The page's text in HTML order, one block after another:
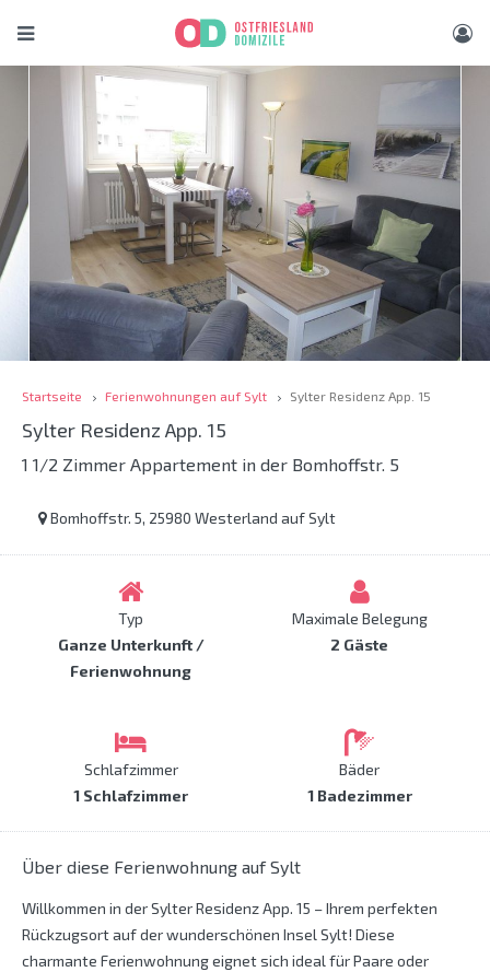
Startseite Ferienwohnungen auf Sylt Sylter Residenz App. 15
Sylter Residenz App. 15
1 1/2 Zimmer Appartement in der Bomhoffstr. 5
Bomhoffstr. 5, 25980 Westerland auf Sylt
Typ
Ganze Unterkunft /
Ferienwohnung
Maximale Belegung
2 Gäste
Schlafzimmer
1 Schlafzimmer
Bäder
1 Badezimmer
Über diese Ferienwohnung auf Sylt
Willkommen in der Sylter Residenz App. 15 – Ihrem perfekten
Rückzugsort auf der wunderschönen Insel Sylt! Diese
charmante Ferienwohnung eignet sich ideal für Paare oder